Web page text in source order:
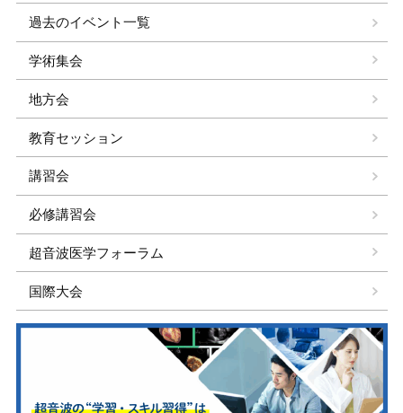
過去のイベント一覧
学術集会
地方会
教育セッション
講習会
必修講習会
超音波医学フォーラム
国際大会